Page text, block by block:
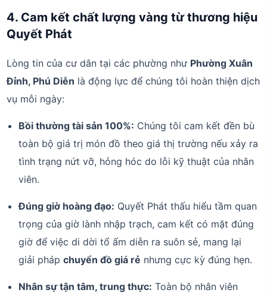
4. Cam kết chất lượng vàng từ thương hiệu
Quyết Phát
Lòng tin của cư dân tại các phường như Phường Xuân
Đỉnh, Phú Diễn là động lực để chúng tôi hoàn thiện dịch
vụ mỗi ngày:
Bồi thường tài sản 100%: Chúng tôi cam kết đền bù
toàn bộ giá trị món đồ theo giá thị trường nếu xảy ra
tình trạng nứt vỡ, hỏng hóc do lỗi kỹ thuật của nhân
viên.
Đúng giờ hoàng đạo: Quyết Phát thấu hiểu tầm quan
trọng của giờ lành nhập trạch, cam kết có mặt đúng
giờ để việc di dời tổ ấm diễn ra suôn sẻ, mang lại
giải phápchuyển đồ giá rẻ nhưng cực kỳ đúng hẹn.
Nhân sự tận tâm, trung thực: Toàn bộ nhân viên